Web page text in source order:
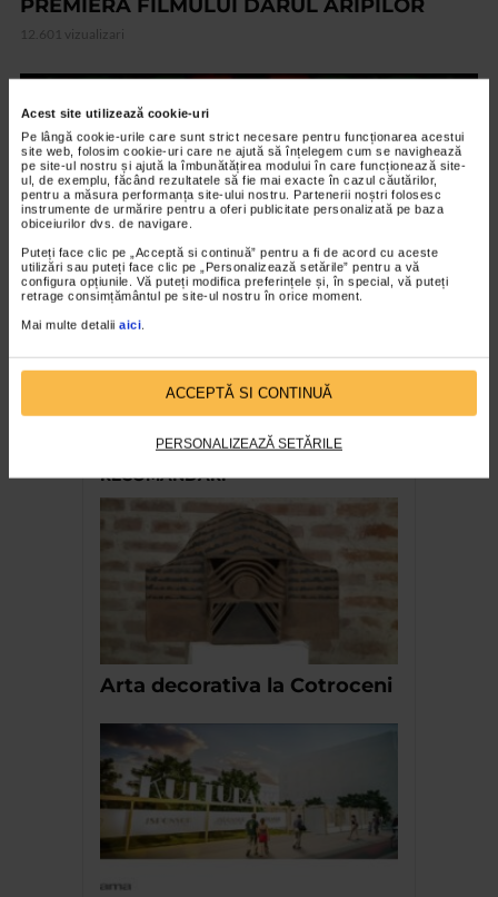
Acest site utilizează cookie-uri
Pe lângă cookie-urile care sunt strict necesare pentru funcționarea acestui
site web, folosim cookie-uri care ne ajută să înțelegem cum se navighează
pe site-ul nostru și ajută la îmbunătățirea modului în care funcționează site-
ul, de exemplu, făcând rezultatele să fie mai exacte în cazul căutărilor,
pentru a măsura performanța site-ului nostru. Partenerii noștri folosesc
instrumente de urmărire pentru a oferi publicitate personalizată pe baza
obiceiurilor dvs. de navigare.
Puteți face clic pe „Acceptă si continuă” pentru a fi de acord cu aceste
utilizări sau puteți face clic pe „Personalizează setările” pentru a vă
configura opțiunile. Vă puteți modifica preferințele și, în special, vă puteți
retrage consimțământul pe site-ul nostru în orice moment.
Mai multe detalii aici
ACCEPTĂ SI CONTINUĂ
PERSONALIZEAZĂ SETĂRILE
PREMIERA FILMULUI DARUL ARIPILOR
12.601 vizualizari
ARTELE SPECTACOLULUI
Expozitia Martie la feminin
3.777 vizualizari
RECOMANDĂRI
Arta decorativa la Cotroceni